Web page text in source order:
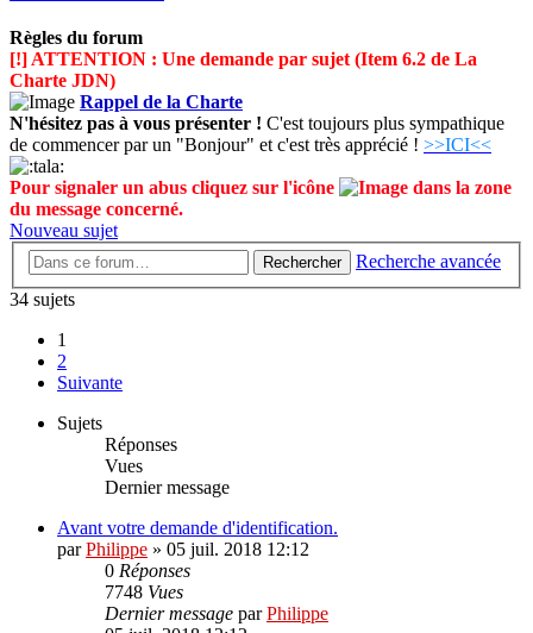
Règles du forum
[!] ATTENTION : Une demande par sujet (Item 6.2 de La
Charte JDN)
Rappel de la Charte
N'hésitez pas à vous présenter ! C'est toujours plus sympathique
de commencer par un "Bonjour" et c'est très apprécié ! >>ICI<<
Pour signaler un abus cliquez sur l'icône
dans la zone
du message concerné.
Nouveau sujet
Rechercher
Recherche avancée
34 sujets
1
2
Suivante
Sujets
Réponses
Vues
Dernier message
Avant votre demande d'identification.
parPhilippe » 05 juil. 2018 12:12
0 Réponses
7748 Vues
Dernier message parPhilippe